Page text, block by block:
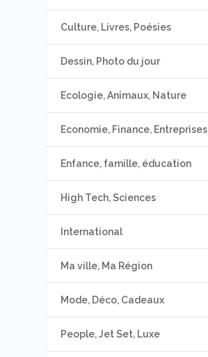
Culture, Livres, Poésies
Dessin, Photo du jour
Ecologie, Animaux, Nature
Economie, Finance, Entreprises
Enfance, famille, éducation
High Tech, Sciences
International
Ma ville, Ma Région
Mode, Déco, Cadeaux
People, Jet Set, Luxe